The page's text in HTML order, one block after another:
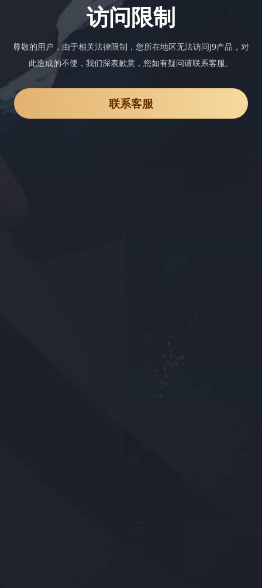
访问限制
尊敬的用户，由于相关法律限制，您所在地区无法访问J9产品，对
此造成的不便，我们深表歉意，您如有疑问请联系客服。
联系客服